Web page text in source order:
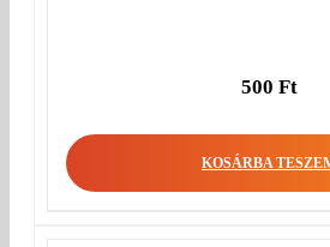
500 Ft
KOSÁRBA